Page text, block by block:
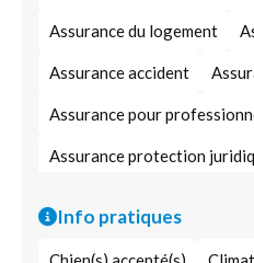
Assurance du logement
Assurance accident
Assurance pour
Assurance protection
Info pratiques